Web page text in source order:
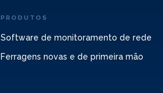
PRODUTOS
Software de monitoramento de rede
Ferragens novas e de primeira mão